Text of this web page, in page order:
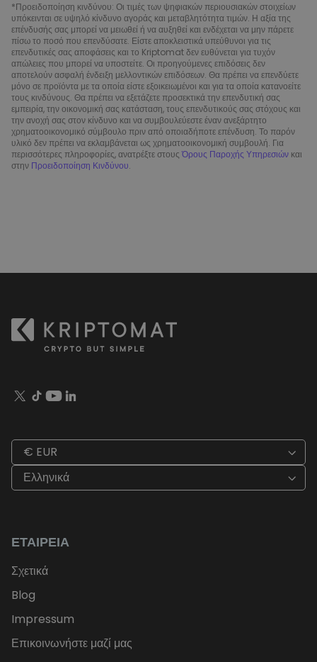
*Προειδοποίηση κινδύνου: Οι τιμές των ψηφιακών περιουσιακών στοιχείων
υπόκεινται σε υψηλό κίνδυνο αγοράς και μεταβλητότητα τιμών. Η αξία της
επένδυσής σας μπορεί να μειωθεί ή να αυξηθεί και ενδέχεται να μην πάρετε
πίσω το ποσό που επενδύσατε. Είστε αποκλειστικά υπεύθυνοι για τις
επενδυτικές σας αποφάσεις και το Kriptomat δεν ευθύνεται για τυχόν
απώλειες που μπορεί να υποστείτε. Οι προηγούμενες επιδόσεις δεν
αποτελούν ασφαλή ένδειξη μελλοντικών επιδόσεων. Θα πρέπει να επενδύετε
μόνο σε προϊόντα με τα οποία είστε εξοικειωμένοι και για τα οποία κατανοείτε
τους κινδύνους. Θα πρέπει να εξετάζετε προσεκτικά την επενδυτική σας
εμπειρία, την οικονομική σας κατάσταση, τους επενδυτικούς σας στόχους και
την ανοχή σας στον κίνδυνο και να συμβουλεύεστε έναν ανεξάρτητο
χρηματοοικονομικό σύμβουλο πριν από οποιαδήποτε επένδυση. Το παρόν
υλικό δεν πρέπει να εκλαμβάνεται ως χρηματοοικονομική συμβουλή. Για
περισσότερες πληροφορίες, ανατρέξτε στουςΌρους Παροχής Υπηρεσιών και
στην Προειδοποίηση Κινδύνου.
€ EUR
Ελληνικά
ΕΤΑΙΡΕΊΑ
Σχετικά
Blog
Impressum
Επικοινωνήστε μαζί μας